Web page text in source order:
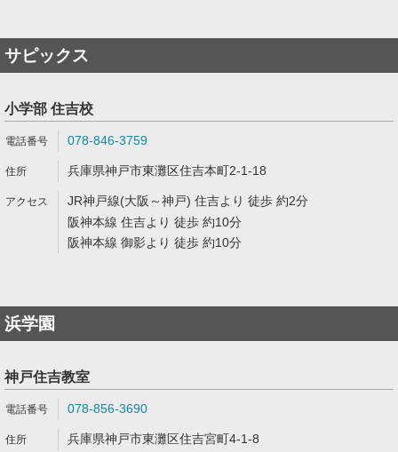
サピックス
小学部 住吉校
078-846-3759
兵庫県神戸市東灘区住吉本町2-1-18
JR神戸線(大阪～神戸) 住吉より 徒歩 約2分
阪神本線 住吉より 徒歩 約10分
阪神本線 御影より 徒歩 約10分
浜学園
神戸住吉教室
078-856-3690
兵庫県神戸市東灘区住吉宮町4-1-8